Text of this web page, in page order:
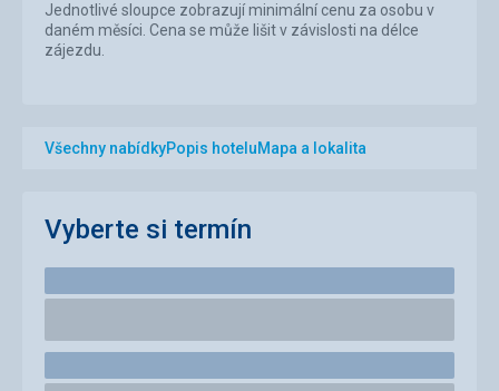
Jednotlivé sloupce zobrazují minimální cenu za osobu v
daném měsíci. Cena se může lišit v závislosti na délce
zájezdu.
Všechny nabídkyPopis hoteluMapa a lokalita
Vyberte si termín